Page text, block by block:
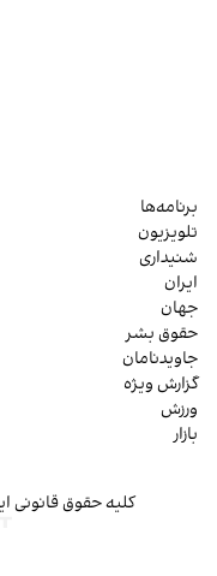
برنامه‌ها
تلویزیون
شنیداری
ایران
جهان
حقوق بشر
جاویدنامان
گزارش ویژه
ورزش
بازار
کلیه حقوق قانونی